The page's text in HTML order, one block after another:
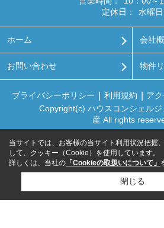
定休日：
水曜日
ホーム 会社
お問い合わせ 物件
プライバシーポリシー 利用規約 ア
Copyright(c) ハウスコンシェル
産 All rights
当サイトでは、お客様の当サイト利用状況把握
して、クッキー（Cookie）を使用しています。
詳しくは、当社の 「Cookieの取扱いについて」
閉じる